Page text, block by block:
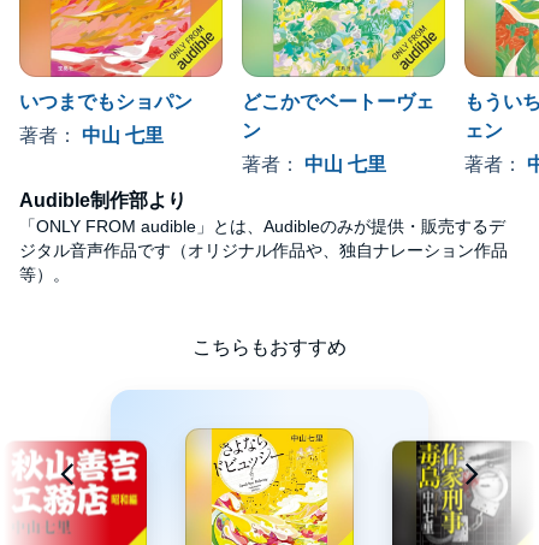
いつまでもショパン
著者： 中山 七里
どこかでベートーヴェ
ン
著者： 中山 七里
もうい
ェン
著者：
Audible制作部より
「ONLY FROM audible」とは、Audibleのみが提供・販売するデ
ジタル音声作品です（オリジナル作品や、独自ナレーション作品
等）。
こちらもおすすめ